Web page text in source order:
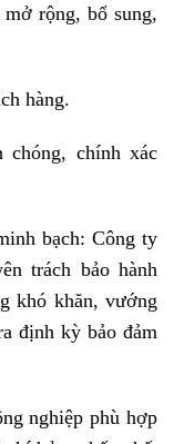
rộng, bổ sung,
hàng.
chóng, chính xác
bạch: Công ty
trách bảo hành
khó khăn, vướng
định kỳ bảo đảm
nghiệp phù hợp